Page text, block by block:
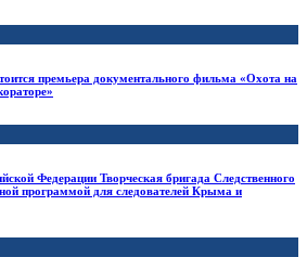
премьера документального фильма «Охота на
Федерации Творческая бригада Следственного
программой для следователей Крыма и